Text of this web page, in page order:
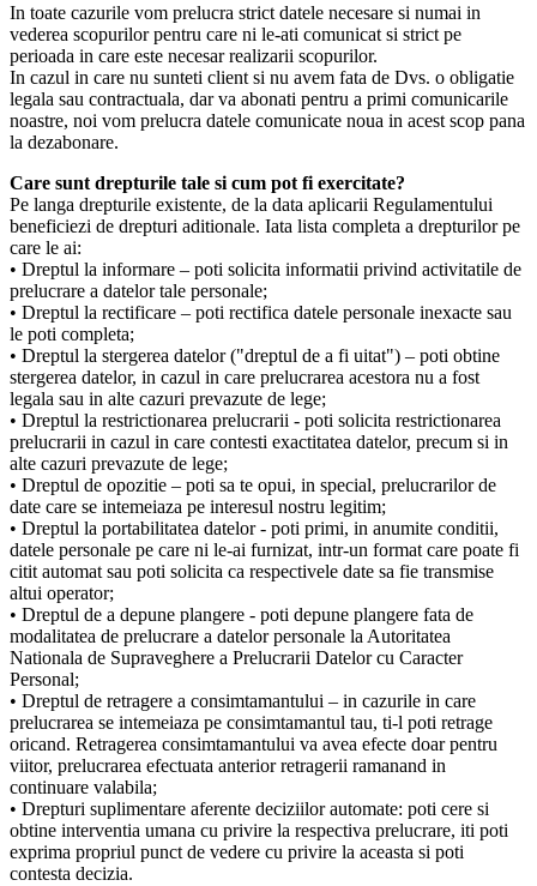
In toate cazurile vom prelucra strict datele necesare si numai in
vederea scopurilor pentru care ni le-ati comunicat si strict pe
perioada in care este necesar realizarii scopurilor.
In cazul in care nu sunteti client si nu avem fata de Dvs. o obligatie
legala sau contractuala, dar va abonati pentru a primi comunicarile
noastre, noi vom prelucra datele comunicate noua in acest scop pana
la dezabonare.
Care sunt drepturile tale si cum pot fi exercitate?
Pe langa drepturile existente, de la data aplicarii Regulamentului
beneficiezi de drepturi aditionale. Iata lista completa a drepturilor pe
care le ai:
• Dreptul la informare – poti solicita informatii privind activitatile de
prelucrare a datelor tale personale;
• Dreptul la rectificare – poti rectifica datele personale inexacte sau
le poti completa;
• Dreptul la stergerea datelor ("dreptul de a fi uitat") – poti obtine
stergerea datelor, in cazul in care prelucrarea acestora nu a fost
legala sau in alte cazuri prevazute de lege;
• Dreptul la restrictionarea prelucrarii - poti solicita restrictionarea
prelucrarii in cazul in care contesti exactitatea datelor, precum si in
alte cazuri prevazute de lege;
• Dreptul de opozitie – poti sa te opui, in special, prelucrarilor de
date care se intemeiaza pe interesul nostru legitim;
• Dreptul la portabilitatea datelor - poti primi, in anumite conditii,
datele personale pe care ni le-ai furnizat, intr-un format care poate fi
citit automat sau poti solicita ca respectivele date sa fie transmise
altui operator;
• Dreptul de a depune plangere - poti depune plangere fata de
modalitatea de prelucrare a datelor personale la Autoritatea
Nationala de Supraveghere a Prelucrarii Datelor cu Caracter
Personal;
• Dreptul de retragere a consimtamantului – in cazurile in care
prelucrarea se intemeiaza pe consimtamantul tau, ti-l poti retrage
oricand. Retragerea consimtamantului va avea efecte doar pentru
viitor, prelucrarea efectuata anterior retragerii ramanand in
continuare valabila;
• Drepturi suplimentare aferente deciziilor automate: poti cere si
obtine interventia umana cu privire la respectiva prelucrare, iti poti
exprima propriul punct de vedere cu privire la aceasta si poti
contesta decizia.